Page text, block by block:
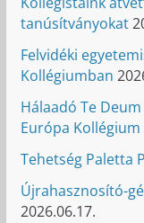
tanúsítványokat
Felvidéki
Kollégiumban
Hálaadó Te
Európa Kollégium
Tehetség Paletta
Újrahasznosító-
2026.06.17.